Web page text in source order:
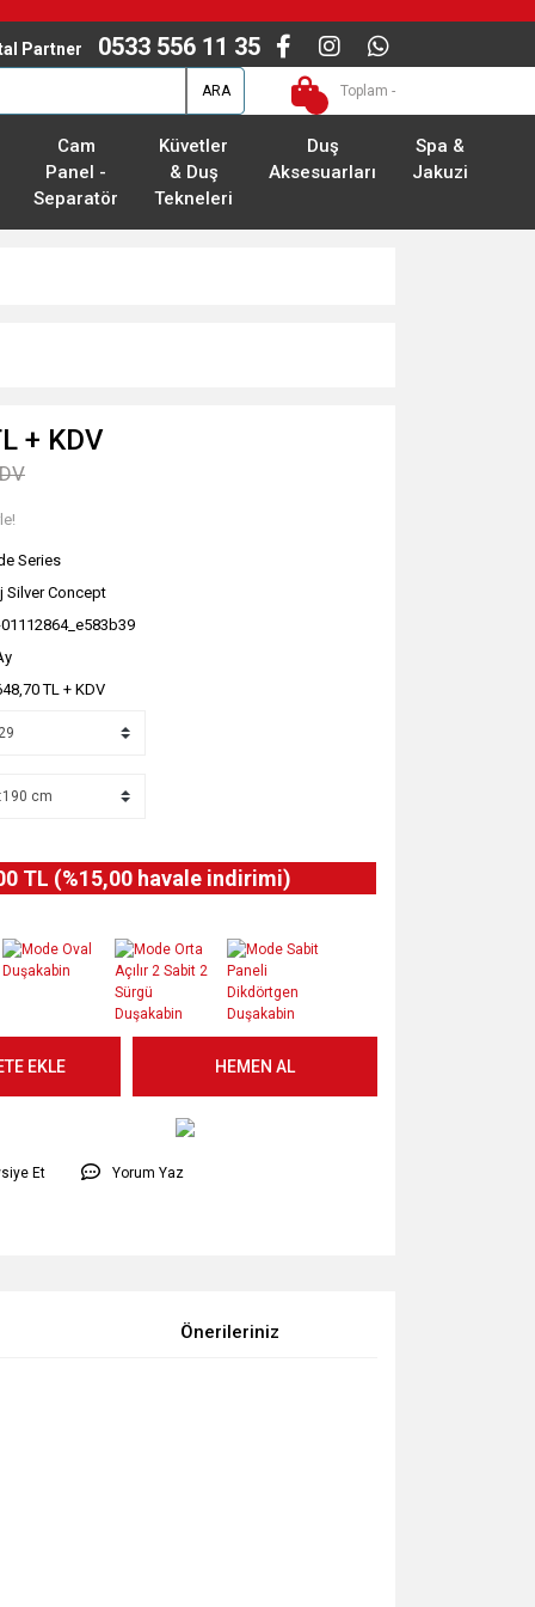
Partner 0533 556 11 35
ARA Toplam -
Cam
Panel -
Separatör
Küvetler
& Duş
Tekneleri
Duş
Aksesuarları
Spa &
Jakuzi
+ KDV
Series
Silver Concept
TL + KDV
TL (%15,00 havale indirimi)
EKLE HEMEN AL
Et Yorum Yaz
Önerileriniz